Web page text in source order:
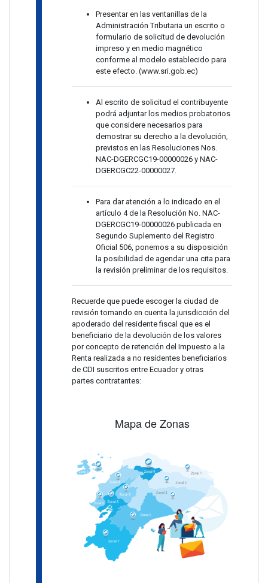
Presentar en las ventanillas de la
Administración Tributaria un escrito o
formulario de solicitud de devolución
impreso y en medio magnético
conforme al modelo establecido para
este efecto. (www.sri.gob.ec)
Al escrito de solicitud el contribuyente
podrá adjuntar los medios probatorios
que considere necesarios para
demostrar su derecho a la devolución,
previstos en las Resoluciones Nos.
NAC-DGERCGC19-00000026 y NAC-
DGERCGC22-00000027.
Para dar atención a lo indicado en el
artículo 4 de la Resolución No. NAC-
DGERCGC19-00000026 publicada en
Segundo Suplemento del Registro
Oficial 506, ponemos a su disposición
la posibilidad de agendar una cita para
la revisión preliminar de los requisitos.
Recuerde que puede escoger la ciudad de
revisión tomando en cuenta la jurisdicción del
apoderado del residente fiscal que es el
beneficiario de la devolución de los valores
por concepto de retención del Impuesto a la
Renta realizada a no residentes beneficiarios
de CDI suscritos entre Ecuador y otras
partes contratantes:
Mapa de Zonas